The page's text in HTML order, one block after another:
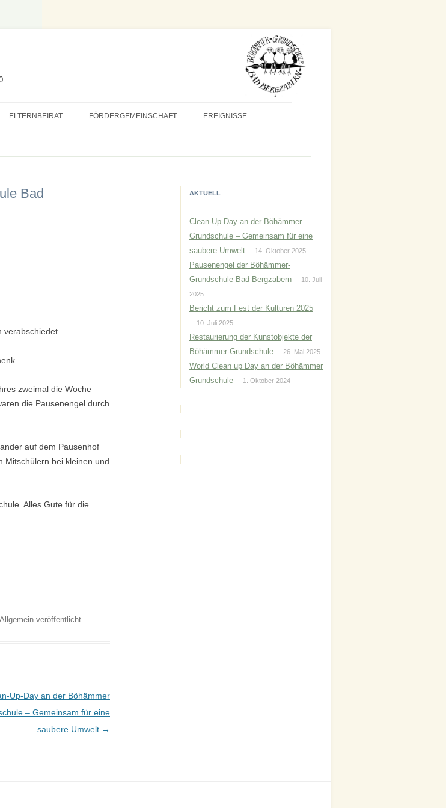
Inhalt
ELTERNBEIRAT FÖRDERGEMEINSCHAFT EREIGNISSE
Bad
zweimal die Woche
die Pausenengel durch
auf dem Pausenhof
Mitschülern bei kleinen und
Alles Gute für die
Allgemein veröffentlicht.
Up-Day an der Böhämmer
– Gemeinsam für eine
saubere Umwelt →
AKTUELL
Clean-Up-Day an der Böhämmer
Grundschule – Gemeinsam für eine
saubere Umwelt
14. Oktober 2025
Pausenengel der Böhämmer-
Grundschule Bad Bergzabern
10. Juli
2025
Bericht zum Fest der Kulturen 2025
10. Juli 2025
Restaurierung der Kunstobjekte der
Böhämmer-Grundschule
26. Mai 2025
World Clean up Day an der Böhämmer
Grundschule
1. Oktober 2024